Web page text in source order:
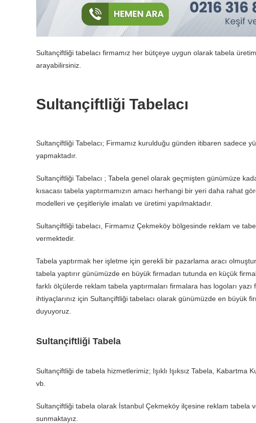
Sultançiftliği tabelacı firmamız her bütçeye uygun olarak tabela
arayabilirsiniz.
Sultançiftliği Tabelacı
Sultançiftliği Tabelacı; Firmamız kurulduğu günden itibaren sadece
yapmaktadır.
Sultançiftliği Tabelacı ; Tabela genel olarak geçmişten günümüze
kısacası tabela yaptırmamızın amacı herhangi bir yeri daha rahat
modelleri ve çeşitleriyle imalatı ve üretimi yapılmaktadır.
Sultançiftliği tabelacı, Firmamız Çekmeköy bölgesinde reklam ve
vermektedir.
Tabela yaptırmak her işletme için gerekli bir pazarlama aracı
tabela yaptırır günümüzde en büyük firmadan tutunda en küçük
farklı ölçülerde reklam tabela yaptırmaları firmalara has logoları
ihtiyaçlarınız için Sultançiftliği tabelacı olarak günümüzde en
duyuyoruz.
Sultançiftliği Tabela
Sultançiftliği de tabela hizmetlerimiz; Işıklı Işıksız Tabela, Kabartma
vb.
Sultançiftliği tabela olarak İstanbul Çekmeköy ilçesine reklam tabela
sunmaktayız.